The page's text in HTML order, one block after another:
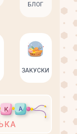
БЛОГ
ЗАКУСКИ